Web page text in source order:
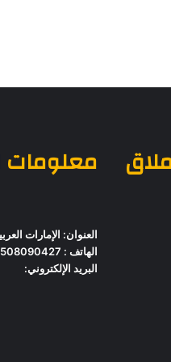
معلومات
العنوان: الإمارات
الهاتف : 0508090427
البريد الإلكتروني: